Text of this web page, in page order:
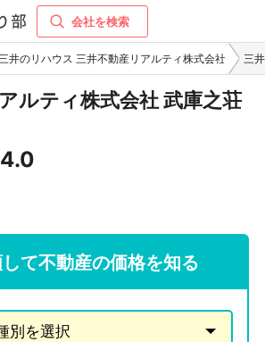
会社を検索
井のリハウス 三井不動産リアルティ株式会社 三
ルティ株式会社 武庫之荘
4.0
て不動産の価格を知る